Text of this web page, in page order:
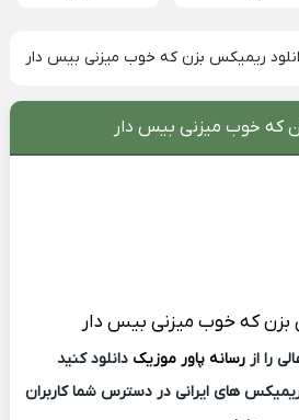
ریمیکس بزن که خوب میزنی بیس دار
که خوب میزنی بیس دار
بزن که خوب میزنی بیس دار
را ازرسانه پاور موزیک دانلود کنید
های ایرانی در دسترس شما کاربران